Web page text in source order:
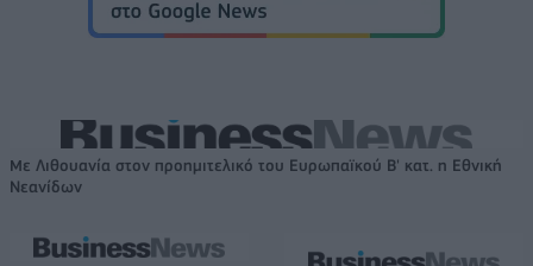
Με Λιθουανία στον προημιτελικό του Ευρωπαϊκού Β' κατ. η Εθνική
Νεανίδων